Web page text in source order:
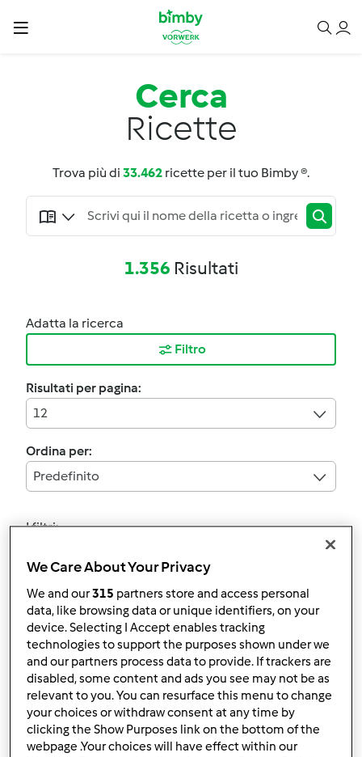
Cerca
Ricette
Trova più di 33.462 ricette per il tuo Bimby ®.
1.356 Risultati
Adatta la ricerca
Filtro
Risultati per pagina:
12
Ordina per:
Predefinito
I filtri:
Annulla
TORTINI DI MERLUZZO
CON PESTO DI OLIVE ~
contest monoporzione
Varoma ~
daMariaPia66
We Care About Your Privacy
We and our315 partners store and access personal
data, like browsing data or unique identifiers, on your
device. Selecting I Accept enables tracking
technologies to support the purposes shown under we
and our partners process data to provide. If trackers are
disabled, some content and ads you see may not be as
relevant to you. You can resurface this menu to change
your choices or withdraw consent at any time by
clicking the Show Purposes link on the bottom of the
webpage .Your choices will have effect within our